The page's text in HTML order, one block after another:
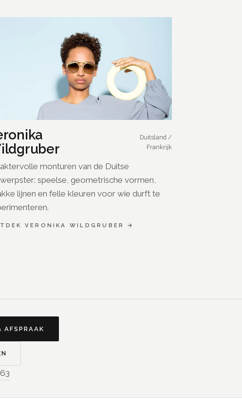
Duitsland /
Frankrijk
monturen van de Duitse
speelse, geometrische vormen,
lijnen en felle kleuren voor wie durft te
VERONIKA WILDGRUBER →
AFSPRAAK